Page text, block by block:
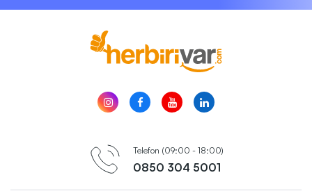
Telefon (09:00 - 18:00)
0850 304 5001